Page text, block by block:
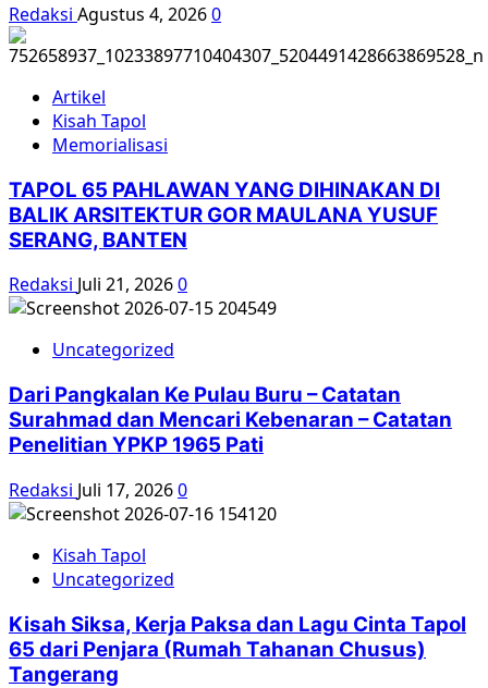
Redaksi Agustus 4, 20260
Artikel
Kisah Tapol
Memorialisasi
TAPOL 65 PAHLAWAN YANG DIHINAKAN DI
BALIK ARSITEKTUR GOR MAULANA YUSUF
SERANG, BANTEN
Redaksi Juli 21, 20260
Uncategorized
Dari Pangkalan Ke Pulau Buru – Catatan
Surahmad dan Mencari Kebenaran – Catatan
Penelitian YPKP 1965 Pati
Redaksi Juli 17, 20260
Kisah Tapol
Uncategorized
Kisah Siksa, Kerja Paksa dan Lagu Cinta Tapol
65 dari Penjara (Rumah Tahanan Chusus)
Tangerang